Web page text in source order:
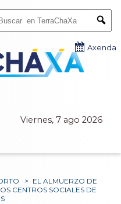
Viernes, 7 ago 2026
Axenda
> EL ALMUERZO DE
CENTROS SOCIALES DE